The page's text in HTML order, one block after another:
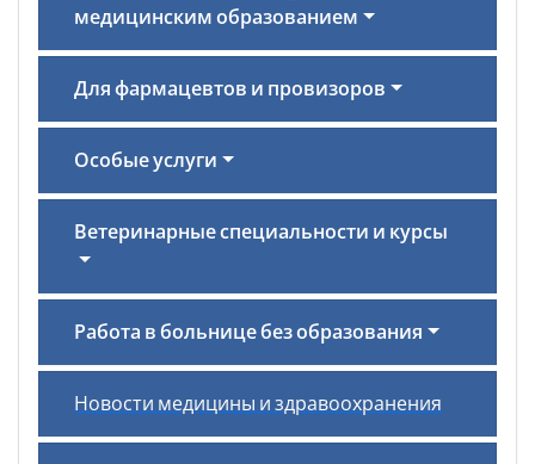
медицинским образованием
Для фармацевтов и провизоров
Особые услуги
Ветеринарные специальности и курсы
Работа в больнице без образования
Новости медицины и здравоохранения